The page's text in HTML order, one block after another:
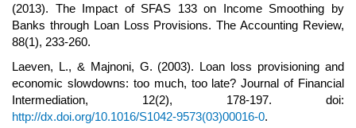
(2013). The Impact of SFAS 133 on Income Smoothing by
Banks through Loan Loss Provisions. The Accounting Review,
88(1), 233-260.
Laeven, L., & Majnoni, G. (2003). Loan loss provisioning and
economic slowdowns: too much, too late? Journal of Financial
Intermediation, 12(2), 178-197. doi:
http://dx.doi.org/10.1016/S1042-9573(03)00016-0.